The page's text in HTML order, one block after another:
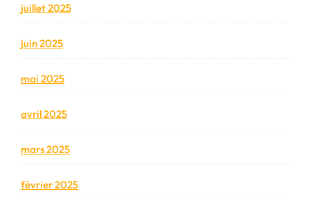
juillet 2025
juin 2025
mai 2025
avril 2025
mars 2025
février 2025